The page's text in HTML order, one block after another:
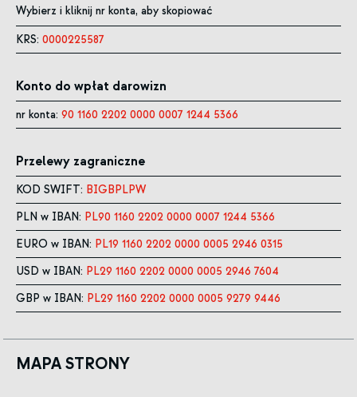
Wybierz i kliknij nr konta, aby skopiować
KRS: 0000225587
Konto do wpłat darowizn
nr konta: 90 1160 2202 0000 0007 1244 5366
Przelewy zagraniczne
KOD SWIFT: BIGBPLPW
PLN w IBAN: PL90 1160 2202 0000 0007 1244 5366
EURO w IBAN: PL19 1160 2202 0000 0005 2946 0315
USD w IBAN: PL29 1160 2202 0000 0005 2946 7604
GBP w IBAN: PL29 1160 2202 0000 0005 9279 9446
MAPA STRONY